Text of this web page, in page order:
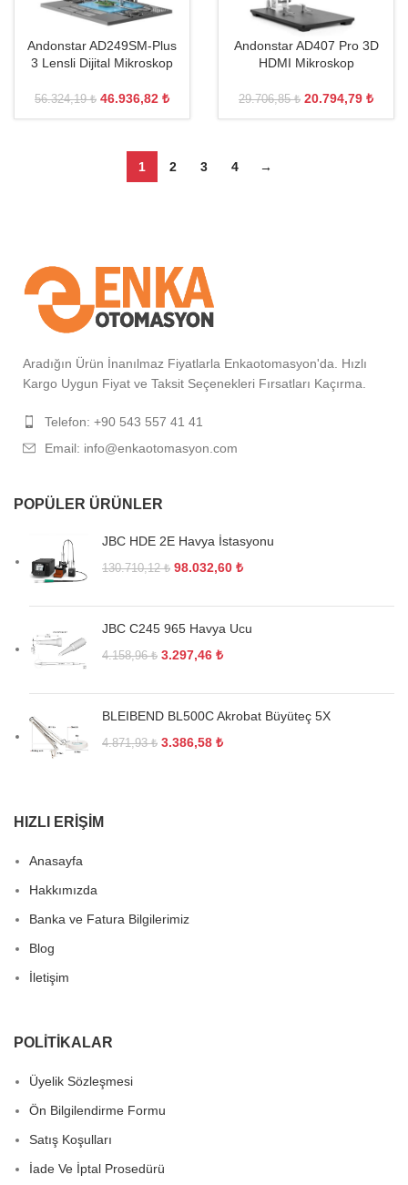
Andonstar AD249SM-Plus
3 Lensli Dijital Mikroskop
56.324,19₺ 46.936,82 ₺
Andonstar AD407 Pro 3D
HDMI Mikroskop
29.706,85₺ 20.794,79 ₺
1 2 3 4 →
Aradığın Ürün İnanılmaz Fiyatlarla Enkaotomasyon'da. Hızlı
Kargo Uygun Fiyat ve Taksit Seçenekleri Fırsatları Kaçırma.
Telefon: +90 543 557 41 41
Email: info@enkaotomasyon.com
POPÜLER ÜRÜNLER
JBC HDE 2E Havya İstasyonu
130.710,12₺ 98.032,60 ₺
JBC C245 965 Havya Ucu
4.158,96₺ 3.297,46 ₺
BLEIBEND BL500C Akrobat Büyüteç 5X
4.871,93₺ 3.386,58 ₺
HIZLI ERIŞIM
Anasayfa
Hakkımızda
Banka ve Fatura Bilgilerimiz
Blog
İletişim
POLITIKALAR
Üyelik Sözleşmesi
Ön Bilgilendirme Formu
Satış Koşulları
İade Ve İptal Prosedürü